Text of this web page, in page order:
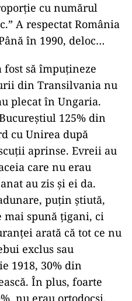
cu numărul
A respectat România
în 1990, deloc…
să împuțineze
din Transilvania nu
plecat în Ungaria.
125% din
cu Unirea după
aprinse. Evreii au
care nu erau
au zis și ei da.
puțin știută,
mai spună țigani, ci
arată că tot ce nu
exclus sau
1918, 30% din
În plus, foarte
nu erau ortodocși.